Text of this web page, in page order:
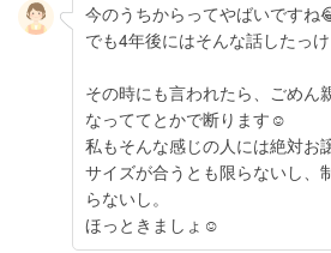
今のうちからってやばいですね
でも4年後にはそんな話したっ
その時にも言われたら、ごめん
なっててとかで断ります☺️
私もそんな感じの人には絶対お
サイズが合うとも限らないし、
らないし。
ほっときましょ☺️